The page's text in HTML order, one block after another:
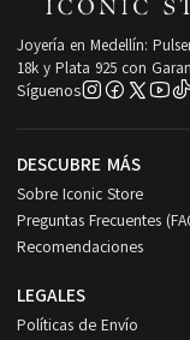
Joyería en Medellín:
18k y Plata 925 con
Síguenos
DESCUBRE MÁS
Sobre Iconic Store
Preguntas Frecuentes
Recomendaciones
LEGALES
Políticas de Envío